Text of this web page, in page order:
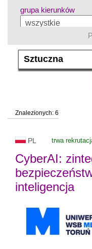
grupa kierunków
język
status uczelni
Znalezionych: 6
PL trwa
CyberAI:
inteligencja